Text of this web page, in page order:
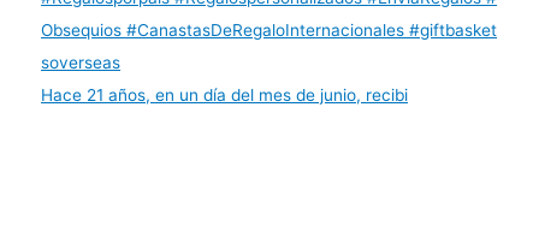
Hace 21 años, en un día del mes de junio, recibi